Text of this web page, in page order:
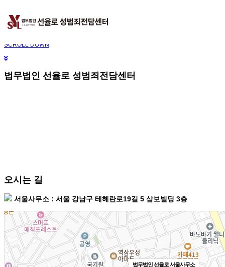
오늘 그만 볼래요
닫기
빠른상담
네이버톡톡
메
건
너
뛰
SCROLL DOWN
법무법인 선율로 성범죄전담센터
오시는 길
서울사무소 : 서울 강남구 테헤란로19길 5 삼보빌딩 3층
법무법인 선율로 서울사무소